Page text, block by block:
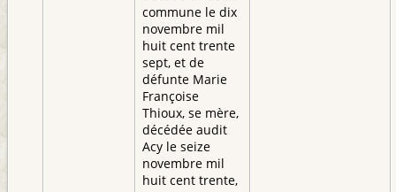
commune le dix
novembre mil
huit cent trente
sept, et de
défunte Marie
Françoise
Thioux, se mère,
décédée audit
Acy le seize
novembre mil
huit cent trente,